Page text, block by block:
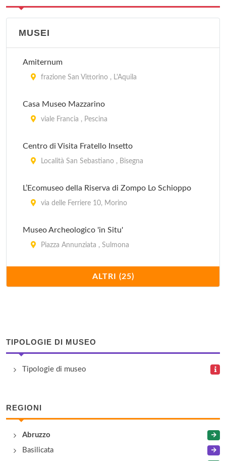
MUSEI
Amiternum
frazione San Vittorino , L'Aquila
Casa Museo Mazzarino
viale Francia , Pescina
Centro di Visita Fratello Insetto
Località San Sebastiano , Bisegna
L’Ecomuseo della Riserva di Zompo Lo Schioppo
via delle Ferriere 10, Morino
Museo Archeologico 'in Situ'
Piazza Annunziata , Sulmona
Corso Ovidio , Sulmona
Museo Civico Aufidenate 'De Nino'
largo della Chiesa , Alfedena
Museo del Camoscio
ALTRI (25)
TIPOLOGIE DI MUSEO
Tipologie di museo
REGIONI
Abruzzo
Basilicata